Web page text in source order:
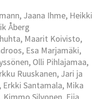
Jaana Ihme, Heikki
Åberg
Maarit Koivisto,
Esa Marjamäki,
Olli Pihlajamaa,
Ruuskanen, Jari ja
Erkki Santamala, Mika